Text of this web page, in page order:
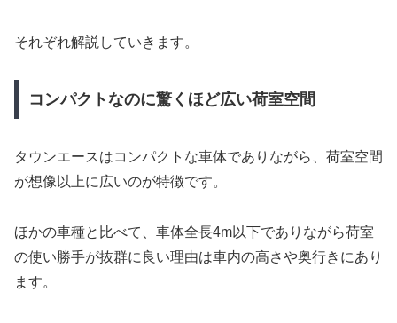
それぞれ解説していきます。
コンパクトなのに驚くほど広い荷室空間
タウンエースはコンパクトな車体でありながら、荷室空間
が想像以上に広いのが特徴です。
ほかの車種と比べて、車体全長4m以下でありながら荷室
の使い勝手が抜群に良い理由は車内の高さや奥行きにあり
ます。